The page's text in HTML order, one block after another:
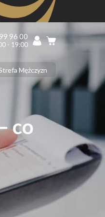
96 00
- 19:00
po kroku
Mężczyzn
co